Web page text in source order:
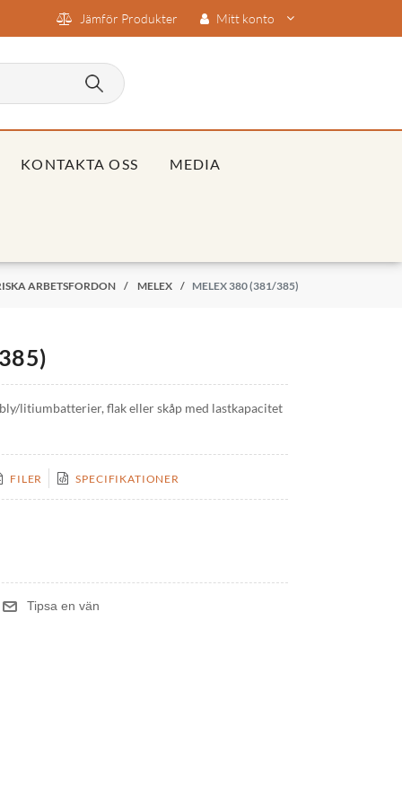
Jämför Produkter Mitt konto
KONTAKTA OSS MEDIA
ARBETSFORDON / MELEX / MELEX 380 (381/385)
litiumbatterier, flak eller skåp med lastkapacitet
FILER SPECIFIKATIONER